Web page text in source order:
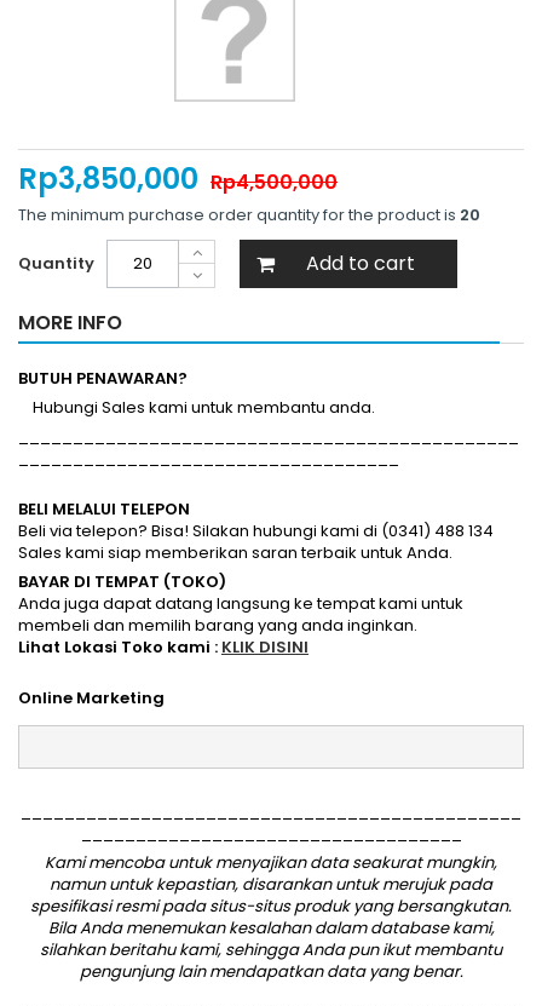
Rp‎3,850,000 Rp‎4,500,000
The minimum purchase order quantity for the product is 20
Quantity Add to cart
MORE INFO
BUTUH PENAWARAN?
Hubungi Sales kami untuk membantu anda.
BELI MELALUI TELEPON
Beli via telepon? Bisa! Silakan hubungi kami di (0341) 488 134
Sales kami siap memberikan saran terbaik untuk Anda.
BAYAR DI TEMPAT (TOKO)
Anda juga dapat datang langsung ke tempat kami untuk
membeli dan memilih barang yang anda inginkan.
Lihat Lokasi Toko kami : KLIK DISINI
Online Marketing
Kami mencoba untuk menyajikan data seakurat mungkin,
namun untuk kepastian, disarankan untuk merujuk pada
spesifikasi resmi pada situs-situs produk yang bersangkutan.
Bila Anda menemukan kesalahan dalam database kami,
silahkanberitahu kami, sehingga Anda pun ikut membantu
pengunjung lain mendapatkan data yang benar.